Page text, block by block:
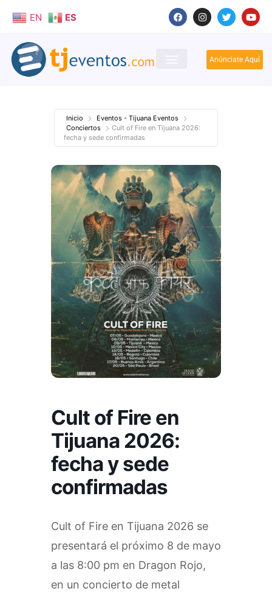
EN ES
Anúnciate Aquí
Inicio
Eventos - Tijuana Eventos
Conciertos
Cult of Fire en Tijuana 2026:
fecha y sede confirmadas
Cult of Fire en
Tijuana 2026:
fecha y sede
confirmadas
Cult of Fire en Tijuana 2026 se
presentará el próximo 8 de mayo
a las 8:00 pm en Dragon Rojo,
en un concierto de metal